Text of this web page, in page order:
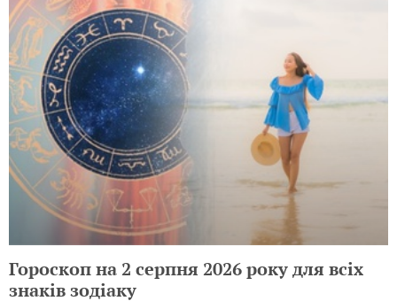
Гороскоп на 2 серпня 2026 року для всіх
знаків зодіаку